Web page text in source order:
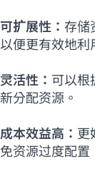
可扩展性： 存储
以便更有效地利
灵活性： 可以根
新分配资源。
成本效益高： 更
免资源过度配置